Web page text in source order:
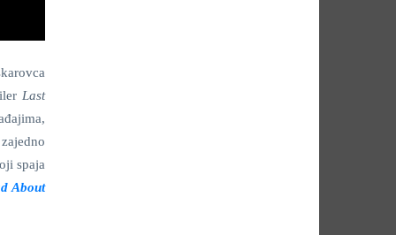
Last
spaja
About